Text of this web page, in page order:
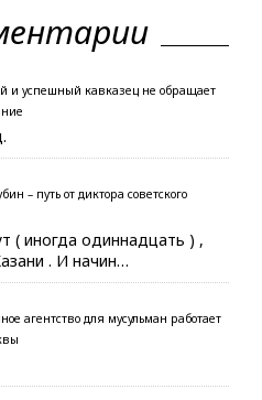
и успешный кавказец не обращает
– путь от диктора советского
( иногда одиннадцать ) ,
. И начин…
агентство для мусульман работает